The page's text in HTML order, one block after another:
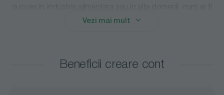
sectorul sanitar, institutiile de invatamant si in mediile
desavarsita si pentru indeplinirea cu succes a unor conditii
Vezi mai mult
Beneficii creare cont